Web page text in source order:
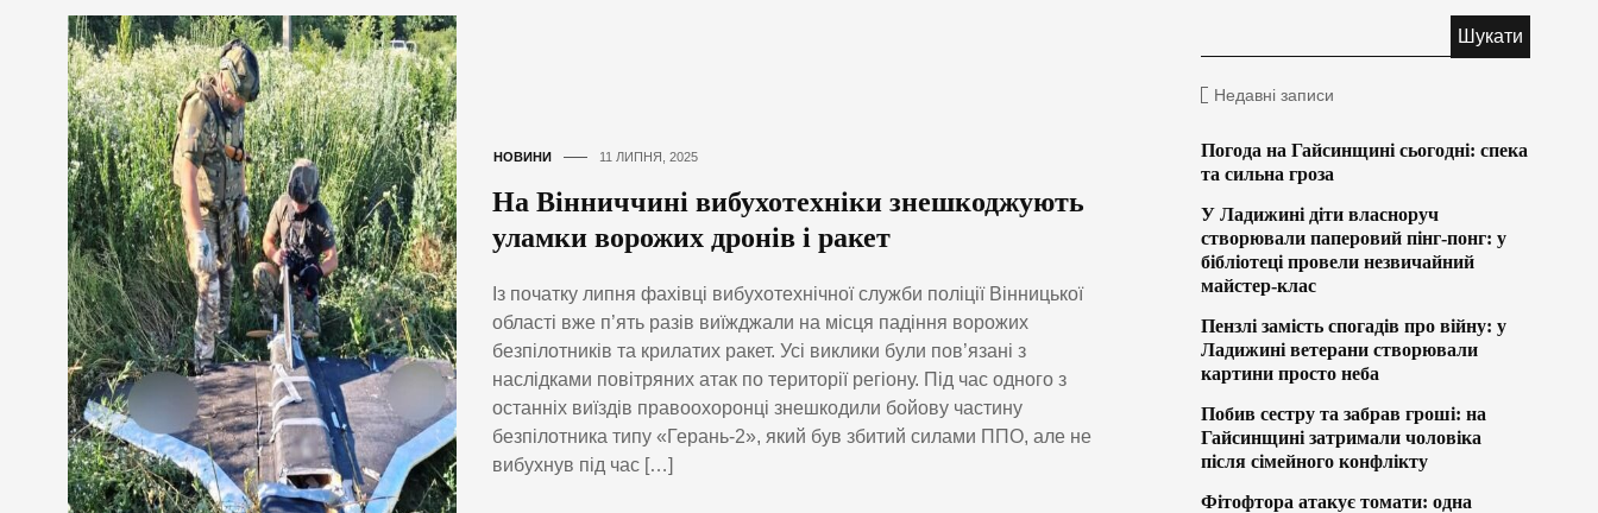
НОВИНИ 11 ЛИПНЯ, 2025
На Вінниччині вибухотехніки знешкоджують
уламки ворожих дронів і ракет
Із початку липня фахівці вибухотехнічної служби поліції Вінницької
області вже п’ять разів виїжджали на місця падіння ворожих
безпілотників та крилатих ракет. Усі виклики були пов’язані з
наслідками повітряних атак по території регіону. Під час одного з
останніх виїздів правоохоронці знешкодили бойову частину
безпілотника типу «Герань-2», який був збитий силами ППО, але не
вибухнув під час […]
Недавні записи
Погода на Гайсинщині сьогодні: спека
та сильна гроза
У Ладижині діти власноруч
створювали паперовий пінг-понг: у
бібліотеці провели незвичайний
майстер-клас
Пензлі замість спогадів про війну: у
Ладижині ветерани створювали
картини просто неба
Побив сестру та забрав гроші: на
Гайсинщині затримали чоловіка
після сімейного конфлікту
Фітофтора атакує томати: одна